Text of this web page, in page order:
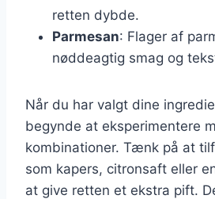
retten dybde.
Parmesan: Flager af
nøddeagtig smag og
Når du har valgt dine
begynde at eksperimentere
kombinationer. Tænk på at
som kapers, citronsaft eller
at give retten et ekstra pift.